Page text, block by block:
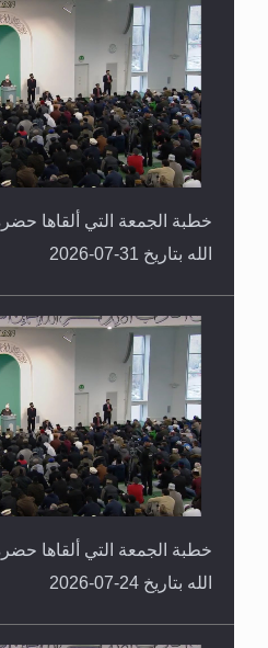
لا ناسخ ولا منسوخ في القرآن
خطبة الجمعة التي ألقاها
الله بتاريخ 31-07-2026
خطبة الجمعة التي ألقاها
الله بتاريخ 24-07-2026